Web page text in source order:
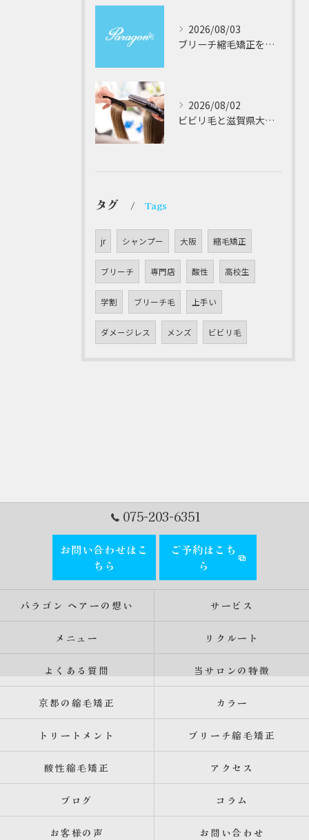
2026/08/03
ブリーチ縮毛矯正を安全に受けるための大阪府対応サロン選びと髪質改善のポイント
2026/08/02
ビビリ毛と滋賀県大津市での他店縮毛矯正失敗をパラゴンヘアーが修復する徹底ガイド
タグ Tags
jr シャンプー 大阪 縮毛矯正
ブリーチ 専門店 酸性 高校生
学割 ブリーチ毛 上手い
ダメージレス メンズ ビビリ毛
075-203-6351
お問い合わせはこ
ちら
ご予約はこち
ら
パラゴン ヘアーの想い サービス
メニュー リクルート
よくある質問 当サロンの特徴
京都の縮毛矯正 カラー
トリートメント ブリーチ縮毛矯正
酸性縮毛矯正 アクセス
ブログ コラム
お客様の声 お問い合わせ